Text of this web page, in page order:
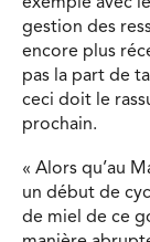
gestion des
encore plus
pas la part de
ceci doit le
prochain.
« Alors qu’au
un début de
de miel de ce